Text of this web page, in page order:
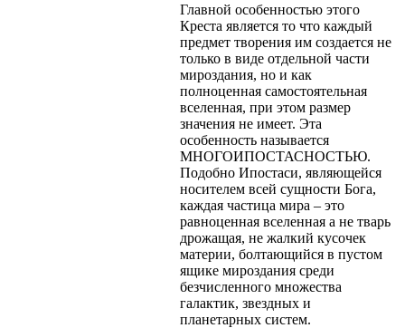
Главной особенностью этого
Креста является то что каждый
предмет творения им создается не
только в виде отдельной части
мироздания, но и как
полноценная самостоятельная
вселенная, при этом размер
значения не имеет. Эта
особенность называется
МНОГОИПОСТАСНОСТЬЮ.
Подобно Ипостаси, являющейся
носителем всей сущности Бога,
каждая частица мира – это
равноценная вселенная а не тварь
дрожащая, не жалкий кусочек
материи, болтающийся в пустом
ящике мироздания среди
безчисленного множества
галактик, звездных и
планетарных систем.